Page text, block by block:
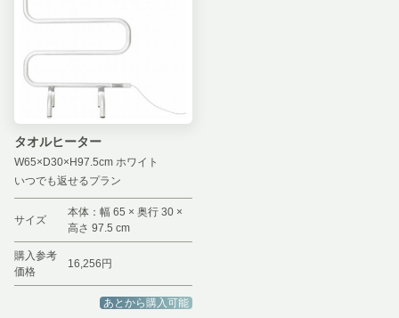
タオルヒーター
W65×D30×H97.5cm ホワイト
いつでも返せるプラン
サイズ
本体：幅 65 × 奥行 30 ×
高さ 97.5 cm
購入参考
価格
16,256円
あとから購入可能